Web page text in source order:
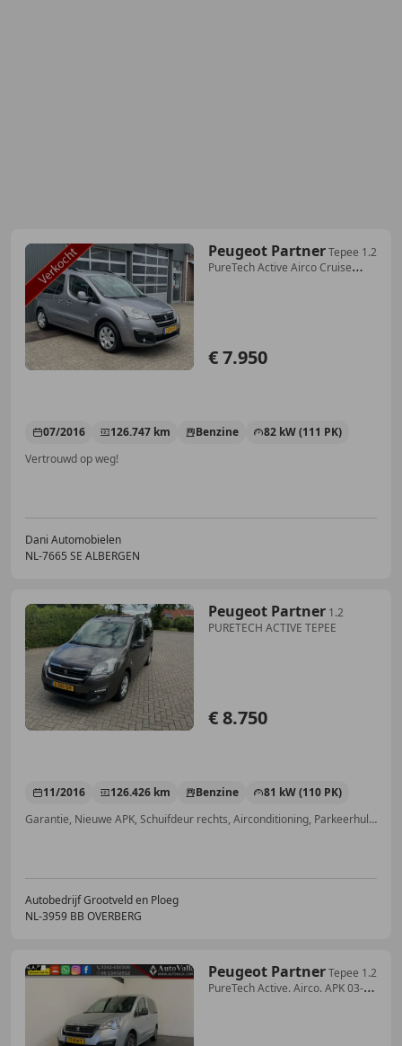
Peugeot PartnerTepee 1.2
PureTech Active Airco Cruise
€ 7.950
07/2016 126.747 km Benzine
82 kW (111 PK)
Vertrouwd op weg!
Dani Automobielen
NL-7665 SE ALBERGEN
Peugeot Partner 1.2
PURETECH ACTIVE TEPEE
€ 8.750
11/2016 126.426 km Benzine
81 kW (110 PK)
Garantie, Nieuwe APK, Schuifdeur rechts, Airconditioning, Parkeerhulp met camera, Boordcomputer, Niet-rokers auto, Startonderbreker
Autobedrijf Grootveld en Ploeg
NL-3959 BB OVERBERG
Peugeot PartnerTepee 1.2
PureTech Active. Airco. APK 03-